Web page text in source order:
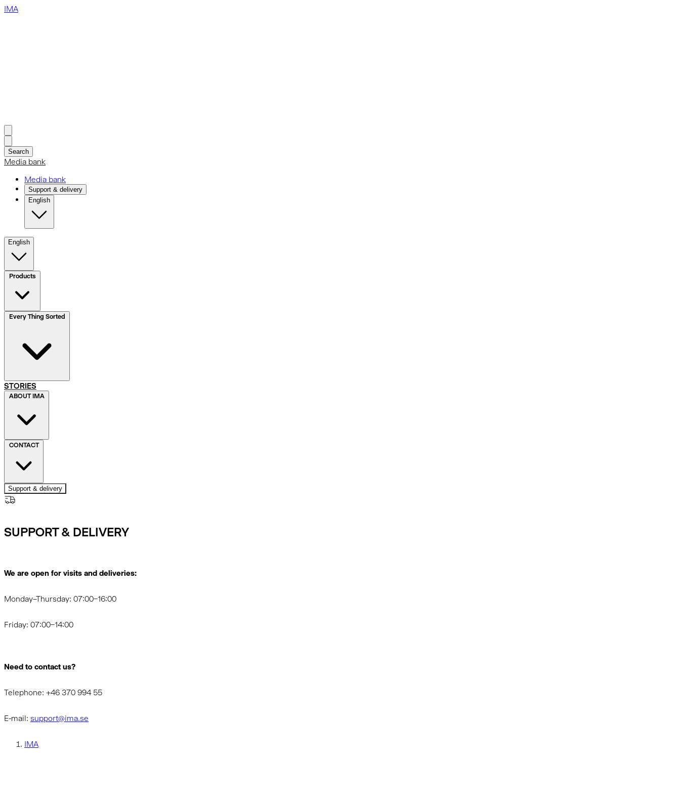
IMA
Search
Media bank
Media bank
Support & delivery
English
English
Products
STORIES
ABOUT IMA
CONTACT
Support & delivery
SUPPORT & DELIVERY
We are open for visits and deliveries:
Monday–Thursday: 07:00–16:00
Friday: 07:00–14:00
Need to contact us?
Telephone: +46 370 994 55
E-mail: support@ima.se
IMA